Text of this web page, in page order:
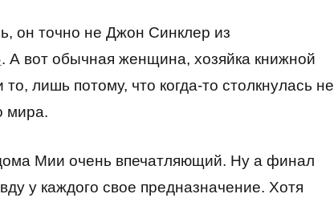
он точно не Джон Синклер из
. А вот обычная женщина, хозяйка книжной
лишь потому, что когда-то столкнулась не
мира.
Мии очень впечатляющий. Ну а финал
у каждого свое предназначение. Хотя